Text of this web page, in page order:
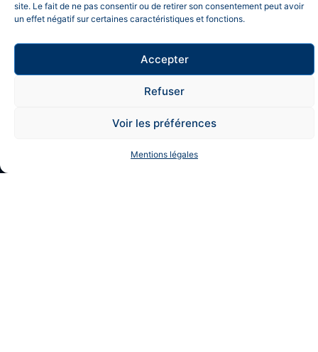
site. Le fait de ne pas consentir ou de retirer son consentement peut avoir
un effet négatif sur certaines caractéristiques et fonctions.
Accepter
Refuser
Voir les préférences
Mentions légales
01 85 78 07 01
contact@snd.digital